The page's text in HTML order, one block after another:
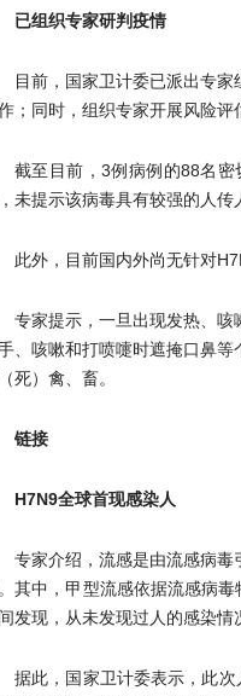
已组织专家研判疫情
目前，国家卫计委已派出专
；同时，组织专家开展风险评
截至目前，3例病例的88名
未提示该病毒具有较强的人传
此外，目前国内外尚无针对
专家提示，一旦出现发热、
、咳嗽和打喷嚏时遮掩口鼻
死）禽、畜。
链接
H7N9全球首现感染人
专家介绍，流感是由流感病
其中，甲型流感依据流感病
发现，从未发现过人的感染情
据此，国家卫计委表示，此